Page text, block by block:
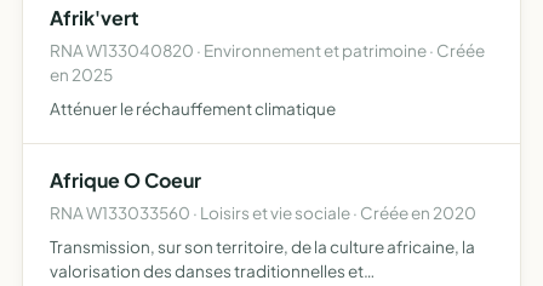
Afrik'vert
RNA W133040820 · Environnement et patrimoine · Créée
en 2025
Atténuer le réchauffement climatique
Afrique O Coeur
RNA W133033560 · Loisirs et vie sociale · Créée en 2020
Transmission, sur son territoire, de la culture africaine, la
valorisation des danses traditionnelles et